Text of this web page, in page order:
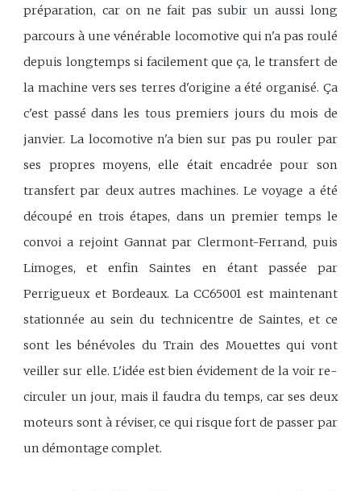
préparation, car on ne fait pas subir un aussi long
parcours à une vénérable locomotive qui n'a pas roulé
depuis longtemps si facilement que ça, le transfert de
la machine vers ses terres d'origine a été organisé. Ça
c'est passé dans les tous premiers jours du mois de
janvier. La locomotive n'a bien sur pas pu rouler par
ses propres moyens, elle était encadrée pour son
transfert par deux autres machines. Le voyage a été
découpé en trois étapes, dans un premier temps le
convoi a rejoint Gannat par Clermont-Ferrand, puis
Limoges, et enfin Saintes en étant passée par
Perrigueux et Bordeaux. La CC65001 est maintenant
stationnée au sein du technicentre de Saintes, et ce
sont les bénévoles du Train des Mouettes qui vont
veiller sur elle. L'idée est bien évidement de la voir re-
circuler un jour, mais il faudra du temps, car ses deux
moteurs sont à réviser, ce qui risque fort de passer par
un démontage complet.